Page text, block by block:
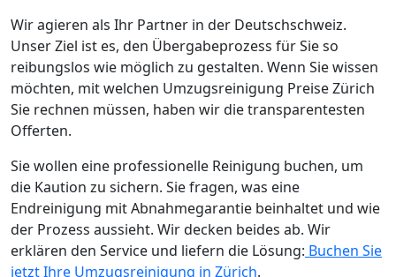
Wir agieren als Ihr Partner in der Deutschschweiz.
Unser Ziel ist es, den Übergabeprozess für Sie so
reibungslos wie möglich zu gestalten. Wenn Sie wissen
möchten, mit welchen Umzugsreinigung Preise Zürich
Sie rechnen müssen, haben wir die transparentesten
Offerten.
Sie wollen eine professionelle Reinigung buchen, um
die Kaution zu sichern. Sie fragen, was eine
Endreinigung mit Abnahmegarantie beinhaltet und wie
der Prozess aussieht. Wir decken beides ab. Wir
erklären den Service und liefern die Lösung: Buchen Sie
jetzt Ihre Umzugsreinigung in Zürich.